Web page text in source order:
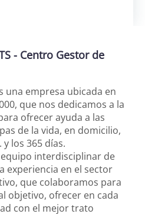
- Centro Gestor de
una empresa ubicada en
que nos dedicamos a la
ofrecer ayuda a las
de la vida, en domicilio,
los 365 días.
interdisciplinar de
experiencia en el sector
que colaboramos para
objetivo, ofrecer en cada
con el mejor trato